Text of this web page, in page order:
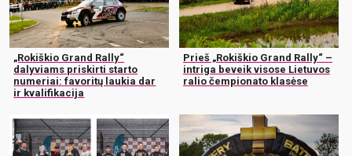
„Rokiškio Grand Rally“
dalyviams priskirti starto
numeriai: favoritų laukia dar
ir kvalifikacija
Prieš „Rokiškio Grand Rally“ –
intriga beveik visose Lietuvos
ralio čempionato klasėse